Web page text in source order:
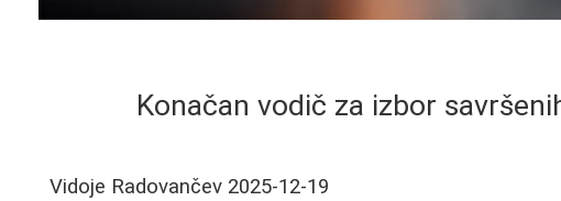
Konačan vodič za izbor
Vidoje Radovančev 2025-12-19